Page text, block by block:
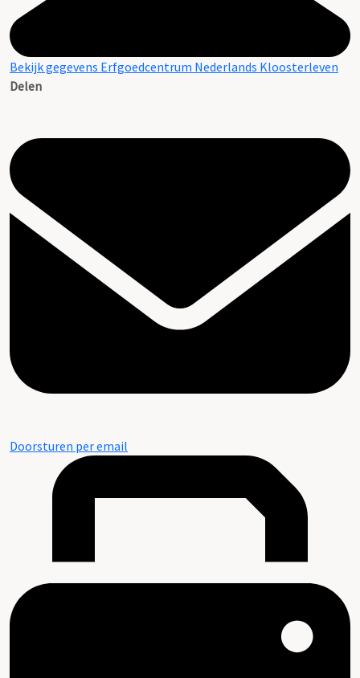
Bekijk gegevens Erfgoedcentrum Nederlands Kloosterleven
Delen
Doorsturen per email